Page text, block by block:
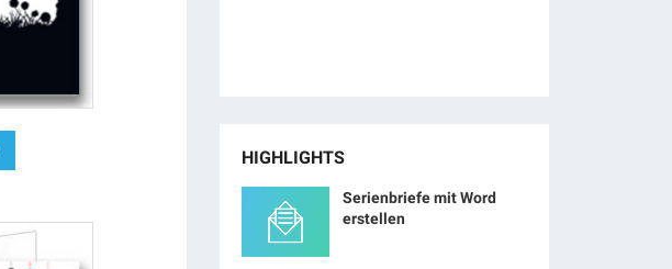
HIGHLIGHTS
Serienbriefe mit Word
erstellen